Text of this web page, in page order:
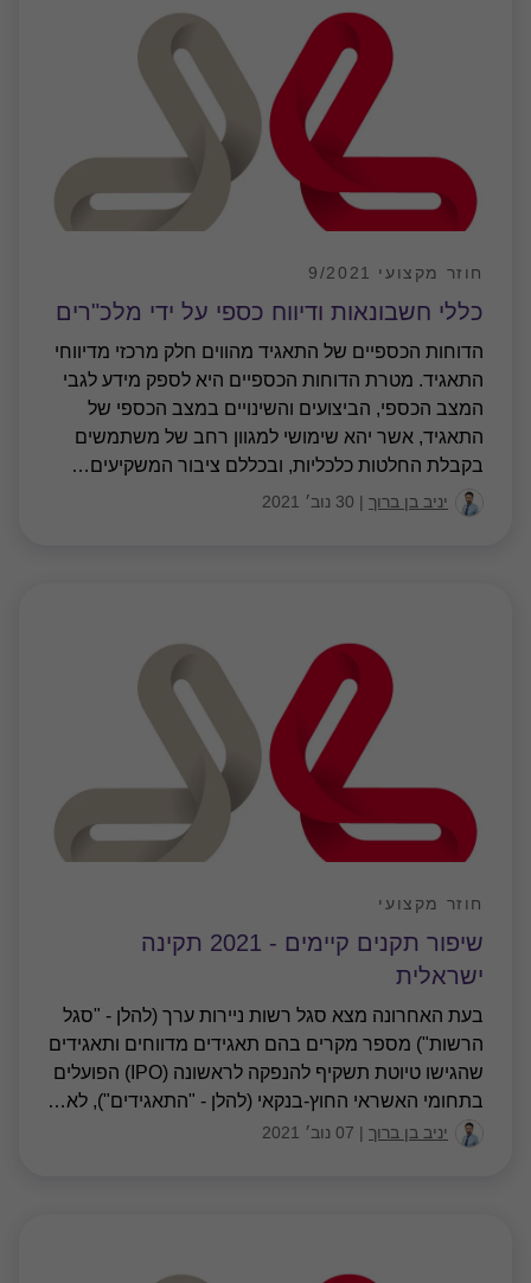
כללי חשבונאות ודיווח כספי על ידי מלכ"רים
חוזר מקצועי 9/2021
הדוחות הכספיים של התאגיד מהווים חלק מרכזי מדיווחי
התאגיד. מטרת הדוחות הכספיים היא לספק מידע לגבי
המצב הכספי, הביצועים והשינויים במצב הכספי של
התאגיד, אשר יהא שימושי למגוון רחב של משתמשים
בקבלת החלטות כלכליות, ובכללם ציבור המשקיעים…
יניב בן ברוך | 30 נוב׳ 2021
שיפור תקנים קיימים - 2021 תקינה
ישראלית
חוזר מקצועי
בעת האחרונה מצא סגל רשות ניירות ערך (להלן - "סגל
הרשות") מספר מקרים בהם תאגידים מדווחים ותאגידים
שהגישו טיוטת תשקיף להנפקה לראשונה (IPO) הפועלים
בתחומי האשראי החוץ-בנקאי (להלן - "התאגידים"), לא…
יניב בן ברוך | 07 נוב׳ 2021